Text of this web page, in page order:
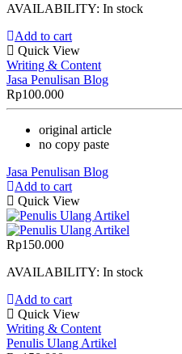
AVAILABILITY: In stock
Add to cart
Quick View
Writing & Content
Jasa Penulisan Blog
Rp100.000
original article
no copy paste
Jasa Penulisan Blog
Add to cart
Quick View
Rp150.000
AVAILABILITY: In stock
Add to cart
Quick View
Writing & Content
Penulis Ulang Artikel